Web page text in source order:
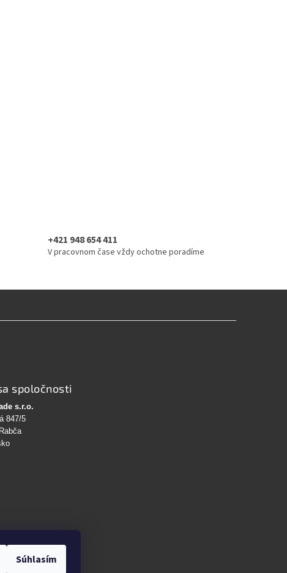
Súhlasím
+421 948 654 411
V pracovnom čase vždy ochotne poradíme
spoločnosti
s.r.o.
847/5